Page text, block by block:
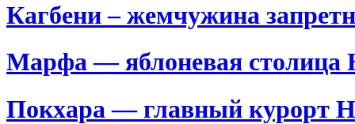
Кагбени – жемчужина
Марфа — яблоневая столица
Покхара — главный курорт